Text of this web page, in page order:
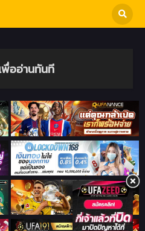
ออ่านทันที